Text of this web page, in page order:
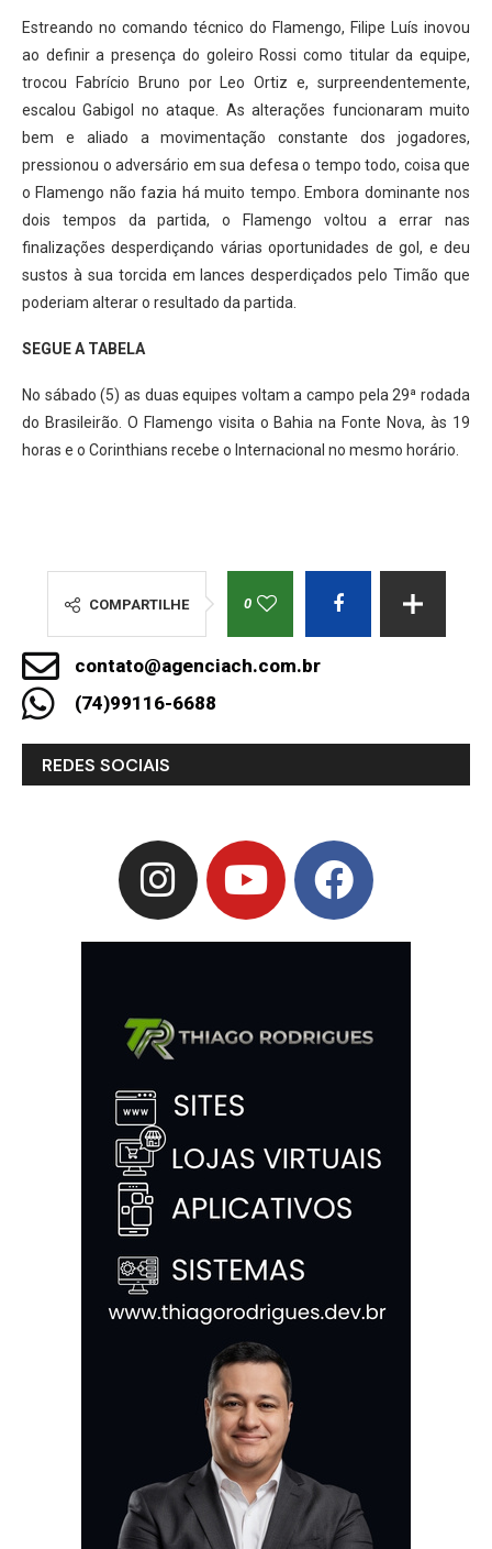
Estreando no comando técnico do Flamengo, Filipe Luís inovou
ao definir a presença do goleiro Rossi como titular da equipe,
trocou Fabrício Bruno por Leo Ortiz e, surpreendentemente,
escalou Gabigol no ataque. As alterações funcionaram muito
bem e aliado a movimentação constante dos jogadores,
pressionou o adversário em sua defesa o tempo todo, coisa que
o Flamengo não fazia há muito tempo. Embora dominante nos
dois tempos da partida, o Flamengo voltou a errar nas
finalizações desperdiçando várias oportunidades de gol, e deu
sustos à sua torcida em lances desperdiçados pelo Timão que
poderiam alterar o resultado da partida.
SEGUE A TABELA
No sábado (5) as duas equipes voltam a campo pela 29ª rodada
do Brasileirão. O Flamengo visita o Bahia na Fonte Nova, às 19
horas e o Corinthians recebe o Internacional no mesmo horário.
COMPARTILHE 0
contato@agenciach.com.br
(74)99116-6688
REDES SOCIAIS